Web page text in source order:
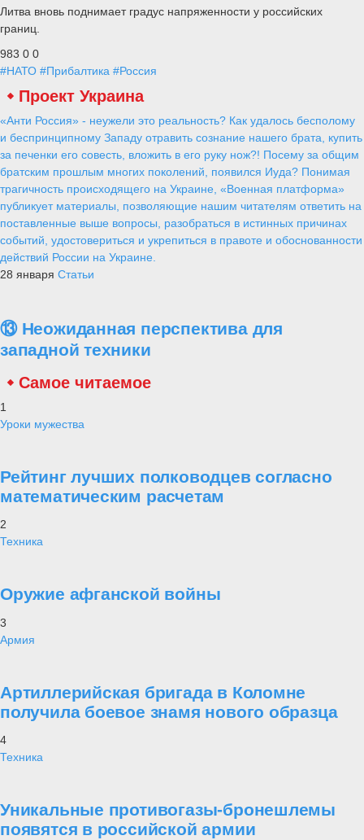
Литва вновь поднимает градус напряженности у российских
границ.
983 0 0
#НАТО #Прибалтика #Россия
Проект Украина
«Анти Россия» - неужели это реальность? Как удалось бесполому
и беспринципному Западу отравить сознание нашего брата, купить
за печенки его совесть, вложить в его руку нож?! Посему за общим
братским прошлым многих поколений, появился Иуда? Понимая
трагичность происходящего на Украине, «Военная платформа»
публикует материалы, позволяющие нашим читателям ответить на
поставленные выше вопросы, разобраться в истинных причинах
событий, удостовериться и укрепиться в правоте и обоснованности
действий России на Украине.
28 января Статьи
⑬ Неожиданная перспектива для
западной техники
Самое читаемое
1
Уроки мужества
Рейтинг лучших полководцев согласно
математическим расчетам
2
Техника
Оружие афганской войны
3
Армия
Артиллерийская бригада в Коломне
получила боевое знамя нового образца
4
Техника
Уникальные противогазы-бронешлемы
появятся в российской армии